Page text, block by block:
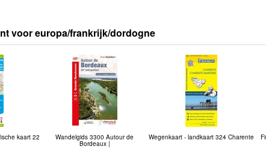
voor europa/frankrijk/dordogne
kaart 22 Wandelgids 3300 Autour de
Bordeaux |
Wegenkaart - landkaart 324 Charente